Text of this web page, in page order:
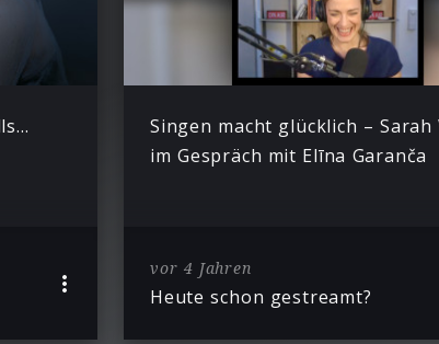
Singen macht glücklich – Sarah
im Gespräch mit Elīna Garanča
vor 4 Jahren
Heute schon gestreamt?